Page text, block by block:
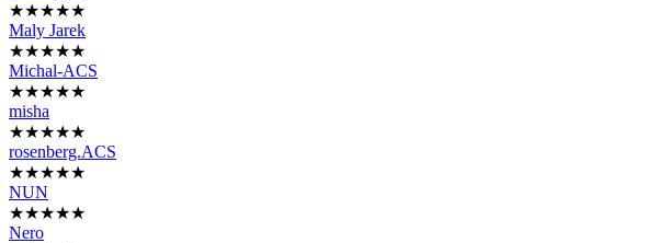
★★★★★
Maly Jarek
★★★★★
Michal-ACS
★★★★★
misha
★★★★★
rosenberg.ACS
★★★★★
NUN
★★★★★
Nero